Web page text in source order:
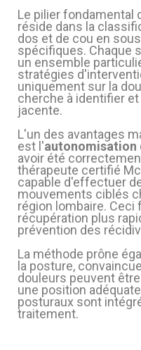
Le pilier fondamental
réside dans la
dos et de cou en
spécifiques. Chaque
un ensemble
stratégies
uniquement sur la
cherche à identifier
jacente.
L'un des avantages
est l'autonomisation
avoir été
thérapeute certifié
capable d'effectuer
mouvements ciblés
région lombaire.
récupération plus
prévention des
La méthode prône
la posture,
douleurs peuvent
une position
posturaux sont
traitement.